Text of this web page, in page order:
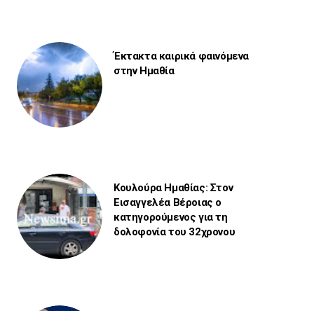
Έκτακτα καιρικά φαινόμενα
στην Ημαθία
Κουλούρα Ημαθίας: Στον
Εισαγγελέα Βέροιας ο
κατηγορούμενος για τη
δολοφονία του 32χρονου